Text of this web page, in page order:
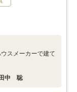
スメーカーで建て
中 聡